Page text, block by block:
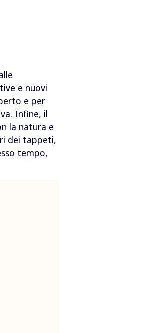
e nuovi
e per
Infine, il
la natura e
dei tappeti,
tempo,